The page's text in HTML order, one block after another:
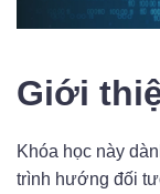
Giới
Khóa học này
trình hướng đối